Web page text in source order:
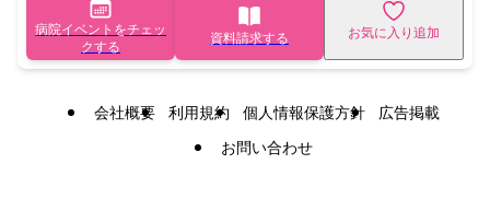
病院イベントをチェッ
クする
資料請求する お気に入り追加
会社概要 利用規約 個人情報保護方針
広告掲載
お問い合わせ